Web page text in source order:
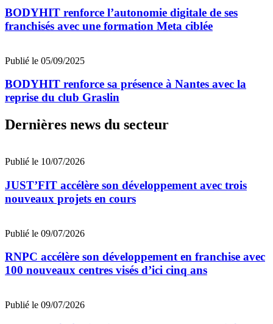
BODYHIT renforce l’autonomie digitale de ses
franchisés avec une formation Meta ciblée
Publié le 05/09/2025
BODYHIT renforce sa présence à Nantes avec la
reprise du club Graslin
Dernières news du secteur
Publié le 10/07/2026
JUST’FIT accélère son développement avec trois
nouveaux projets en cours
Publié le 09/07/2026
RNPC accélère son développement en franchise avec
100 nouveaux centres visés d’ici cinq ans
Publié le 09/07/2026